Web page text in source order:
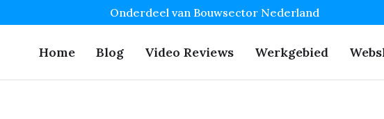
Onderdeel van Bouwsector Nederland
Home Blog Video Reviews Werkgebied